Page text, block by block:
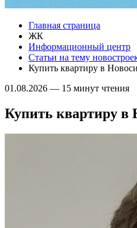
Главная страница
ЖК
Информационный центр
Статьи на тему
Купить квартиру в
01.08.2026 — 15 минут чтения
Купить квартиру в